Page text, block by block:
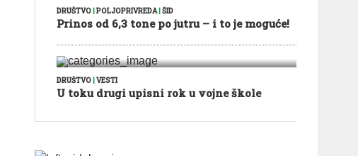
DRUŠTVO|POLJOPRIVREDA|ŠID
Prinos od 6,3 tone po jutru – i to je moguće!
DRUŠTVO|VESTI
U toku drugi upisni rok u vojne škole